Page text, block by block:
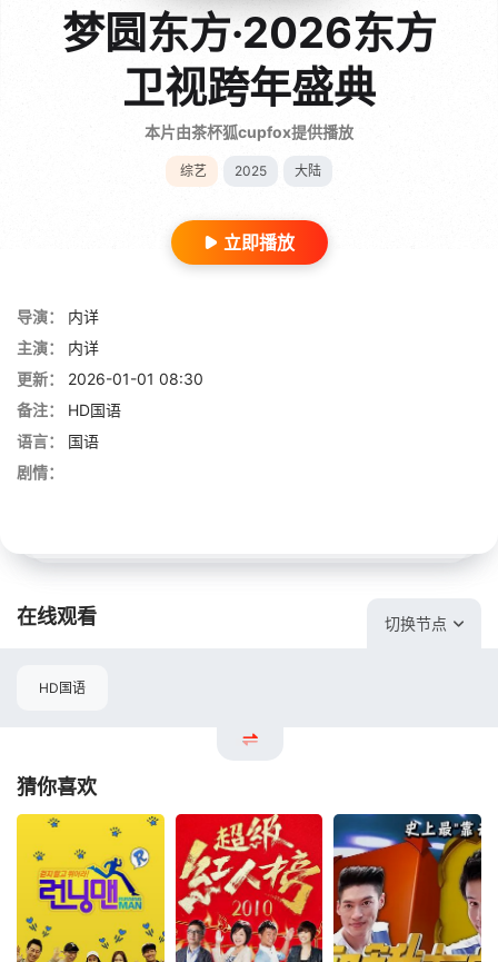
梦圆东方·2026东方
卫视跨年盛典
本片由茶杯狐cupfox提供播放
综艺 2025 大陆
立即播放
导演：
内详
主演：
内详
更新：
2026-01-01 08:30
备注：
HD国语
语言：
国语
剧情：
在线观看 切换节点
HD国语
猜你喜欢